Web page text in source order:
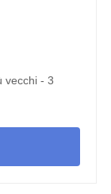
vecchi - 3